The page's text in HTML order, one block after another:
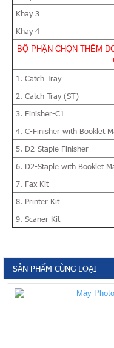
Khay 3
Khay 4
BỘ PHẬN CHỌN THÊM
-
1. Catch Tray
2. Catch Tray (ST)
3. Finisher-C1
4. C-Finisher with Booklet
5. D2-Staple Finisher
6. D2-Staple with Booklet
7. Fax Kit
8. Printer Kit
9. Scaner Kit
SẢN PHẨM CÙNG LOẠI